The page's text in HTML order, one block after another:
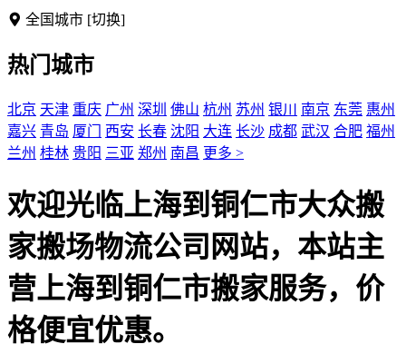
全国城市 [切换]
热门城市
北京 天津 重庆 广州 深圳 佛山 杭州 苏州 银川 南京 东莞 惠州
嘉兴 青岛 厦门 西安 长春 沈阳 大连 长沙 成都 武汉 合肥 福州
兰州 桂林 贵阳 三亚 郑州 南昌 更多 >
欢迎光临上海到铜仁市大众搬
家搬场物流公司网站，本站主
营上海到铜仁市搬家服务，价
格便宜优惠。